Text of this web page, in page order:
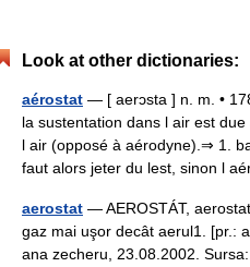
Look at other dictionaries:
aérostat — [ aerɔsta ] n. m. •
la sustentation dans l air est
l air (opposé à aérodyne).⇒ 1.
faut alors jeter du lest, sinon l
aerostat — AEROSTÁT,
gaz mai uşor decât aerul1. [pr.:
ana zecheru, 23.08.2002.